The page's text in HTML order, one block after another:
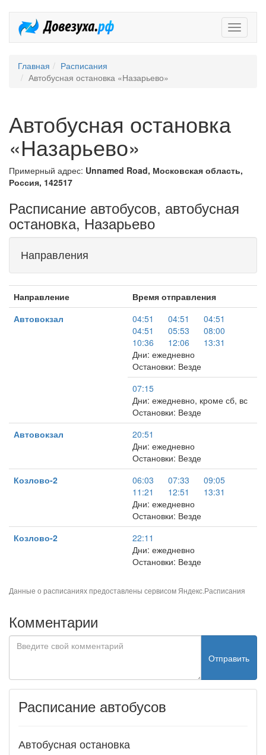
Главная
Расписания
Автобусная остановка «Назарьево»
Автобусная остановка
«Назарьево»
Примерный адрес: Unnamed Road, Московская область,
Россия, 142517
Расписание автобусов, автобусная
остановка, Назарьево
Направления
Направление
Время отправления
Автовокзал
04:51 04:51
04:51
04:51
05:53
08:00
10:36
12:06
13:31
Дни: ежедневно
Остановки: Везде
07:15
Дни: ежедневно, кроме сб, вс
Остановки: Везде
Автовокзал
20:51
Дни: ежедневно
Остановки: Везде
Козлово-2
06:03 07:33
09:05
11:21
12:51
13:31
Дни: ежедневно
Остановки: Везде
Козлово-2
22:11
Дни: ежедневно
Остановки: Везде
Данные о расписаниях предоставлены сервисом Яндекс.Расписания
Комментарии
Отправить
Расписание автобусов
Автобусная остановка